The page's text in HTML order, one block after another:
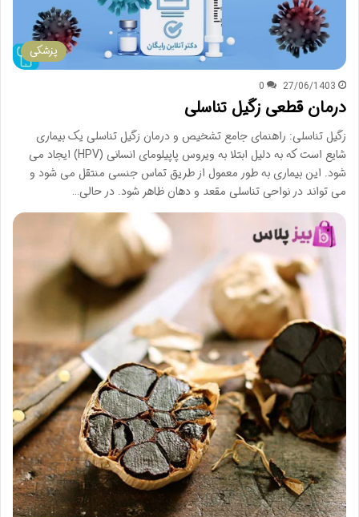
پزشکی
27/06/1403
0
درمان قطعی زگیل تناسلی
زگیل تناسلی: راهنمای جامع تشخیص و درمان زگیل تناسلی یک بیماری
شایع است که به دلیل ابتلا به ویروس پاپیلومای انسانی (HPV) ایجاد می
شود. این بیماری به طور معمول از طریق تماس جنسی منتقل می شود و
می تواند در نواحی تناسلی مقعد و دهان ظاهر شود. در حالی…